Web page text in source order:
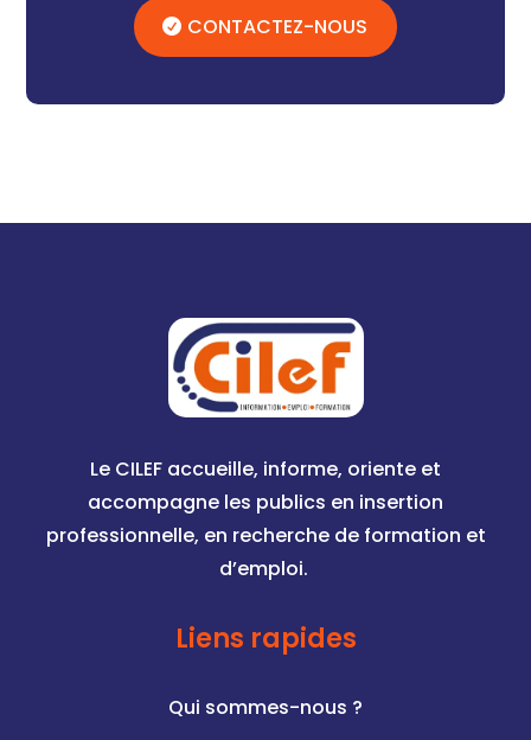
CONTACTEZ-NOUS
Le CILEF accueille, informe, oriente et
accompagne les publics en insertion
professionnelle, en recherche de formation et
d’emploi.
Liens rapides
Qui sommes-nous ?